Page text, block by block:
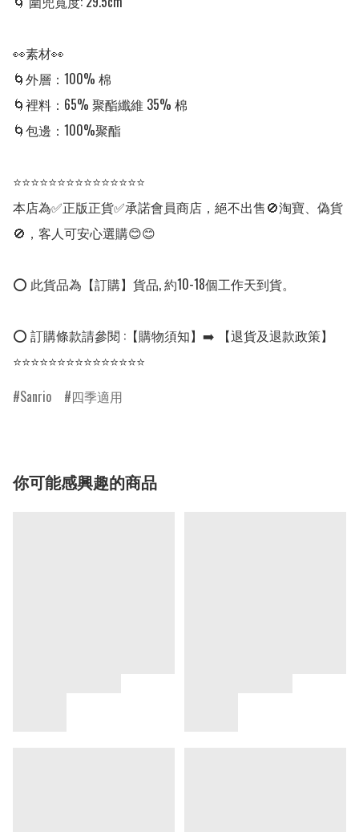
👀素材👀
🌀外層：100% 棉
🌀裡料：65% 聚酯纖維 35% 棉
🌀包邊：100%聚酯
⭐⭐⭐⭐⭐⭐⭐⭐⭐⭐⭐⭐⭐⭐⭐
本店為✅正版正貨✅承諾會員商店，絕不出售🚫淘寶、偽貨
🚫，客人可安心選購😊😊
⭕ 此貨品為【訂購】貨品, 約10-18個工作天到貨。
⭕ 訂購條款請參閱 :【購物須知】➡️ 【退貨及退款政策】
⭐⭐⭐⭐⭐⭐⭐⭐⭐⭐⭐⭐⭐⭐⭐
Sanrio
四季適用
你可能感興趣的商品